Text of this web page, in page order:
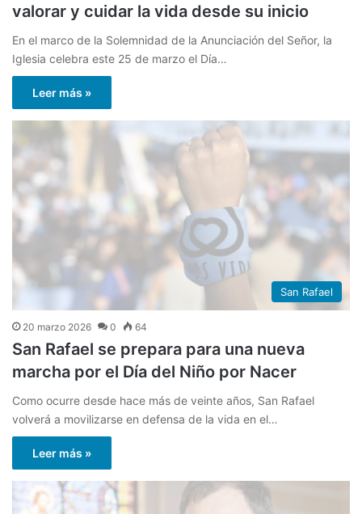
valorar y cuidar la vida desde su inicio
En el marco de la Solemnidad de la Anunciación del Señor, la
Iglesia celebra este 25 de marzo el Día…
Leer más »
San Rafael
20 marzo 2026 0 64
San Rafael se prepara para una nueva
marcha por el Día del Niño por Nacer
Como ocurre desde hace más de veinte años, San Rafael
volverá a movilizarse en defensa de la vida en el…
Leer más »